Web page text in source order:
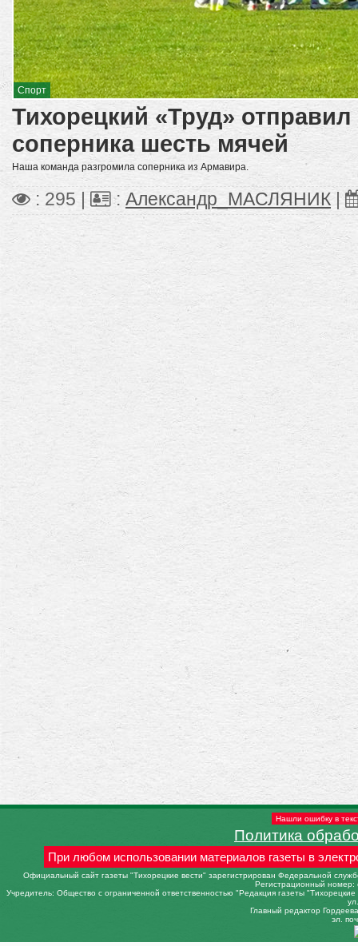
Спорт
Тихорецкий «Труд» отправил
соперника шесть мячей
Наша команда разгромила соперника из Армавира.
: 295 | : Александр_МАСЛЯНИК |
Нашли ошибку в
Политика
При любом использовании материалов газеты в
Официальный сайт газеты "Тихорецкие вести" зарегистрирован Федеральной
Регистрационный
Учредитель: Общество с ограниченной ответственностью "Редакция газеты
Главный редактор
эл.